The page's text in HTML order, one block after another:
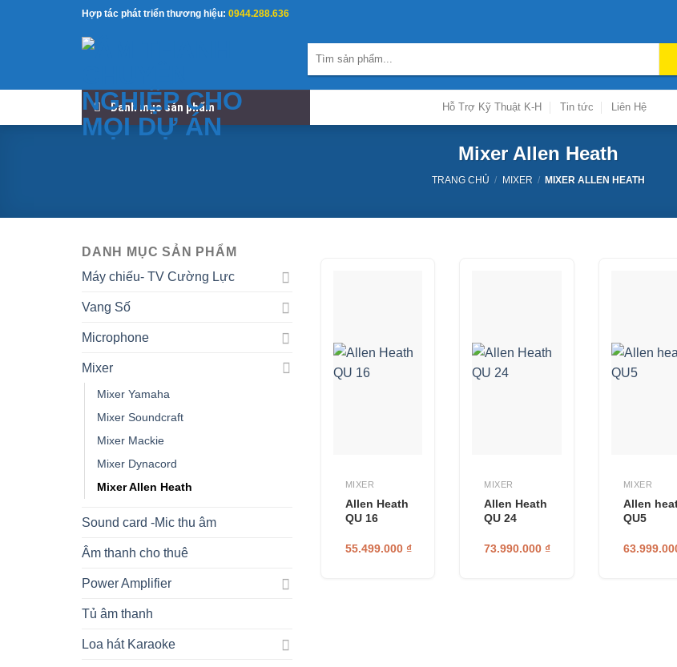
Hợp tác phát triển thương hiệu: 0944.288.636
kiếm:
Danh mục sản phẩm Hỗ Trợ Kỹ Thuật K-H Tin tức Liên Hệ
Mixer Allen Heath
TRANG CHỦ / MIXER / MIXER ALLEN HEATH
DANH MỤC SẢN PHẨM
Máy chiếu- TV Cường Lực
Vang Số
Microphone
Mixer
Mixer Yamaha
Mixer Soundcraft
Mixer Mackie
Mixer Dynacord
Mixer Allen Heath
Sound card -Mic thu âm
Âm thanh cho thuê
Power Amplifier
Tủ âm thanh
Loa hát Karaoke
MIXER
Allen Heath
QU 16
55.499.000 ₫
MIXER
Allen Heath
QU 24
73.990.000 ₫
MIXER
Allen
QU5